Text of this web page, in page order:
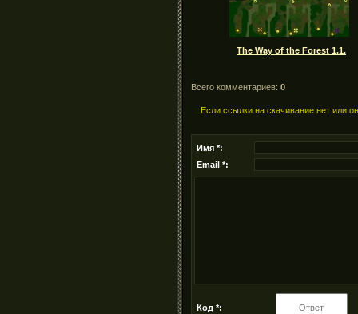
The Way of the Forest 1.1.
Всего комментариев: 0
Если ссылки на скачивание нет или
Имя *:
Email *:
Код *: